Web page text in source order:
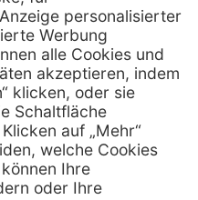
19 61 99
19 61 23
Hilfe
FAQs
Kontakt